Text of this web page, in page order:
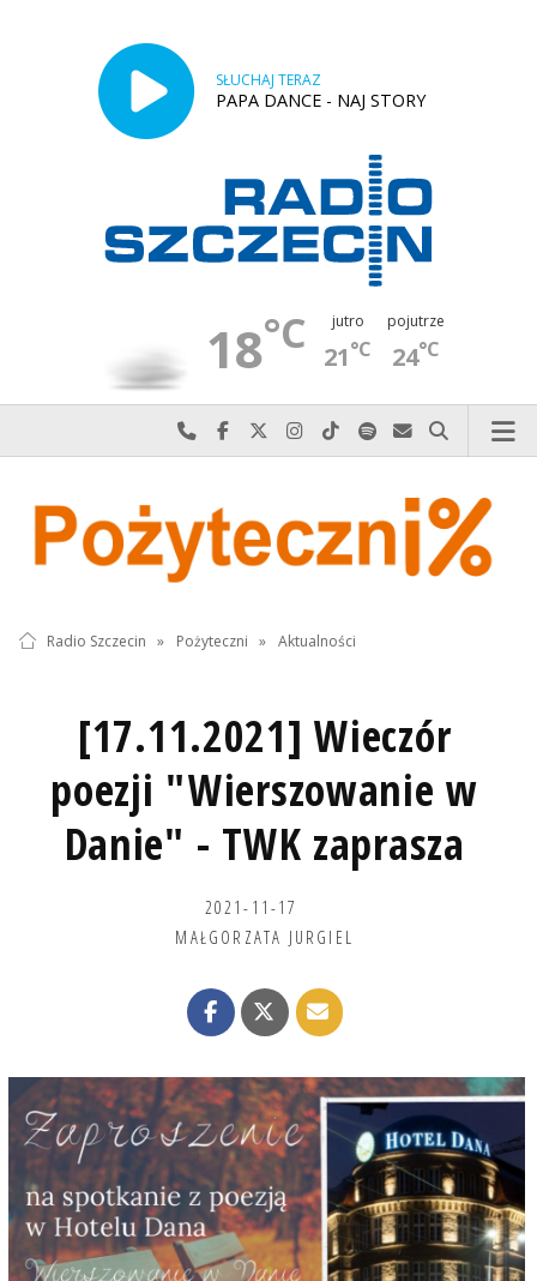
SŁUCHAJ TERAZ
PAPA DANCE - NAJ STORY
18°C jutro
21°C
pojutrze
24°C
Najlepiej po prostu do nas zadzwoń
Odwiedź nas na Facebook-u
Odwiedź nas na X
Odwiedź nas na Instagram-ie
Odwiedź nas na TikTok-u
Szukaj nas na Spotify
Wyślij do nas
Szukaj
Radio Szczecin » Pożyteczni » Aktualności
[17.11.2021] Wieczór
poezji "Wierszowanie w
Danie" - TWK zaprasza
2021-11-17
MAŁGORZATA JURGIEL